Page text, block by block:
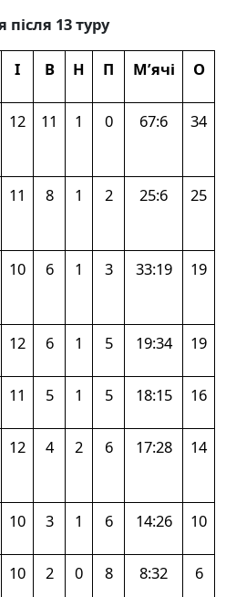
після 13 туру
І В Н П М’ячі О
12 11 1 0 67:6 34
11 8 1 2 25:6 25
10 6 1 3 33:19 19
12 6 1 5 19:34 19
11 5 1 5 18:15 16
12 4 2 6 17:28 14
10 3 1 6 14:26 10
10 2 0 8 8:32 6